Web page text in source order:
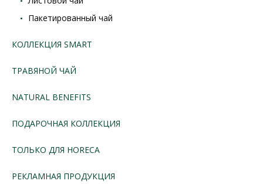
Пакетированный чай
КОЛЛЕКЦИЯ SMART
ТРАВЯНОЙ ЧАЙ
NATURAL BENEFITS
ПОДАРОЧНАЯ КОЛЛЕКЦИЯ
ТОЛЬКО ДЛЯ HORECA
РЕКЛАМНАЯ ПРОДУКЦИЯ